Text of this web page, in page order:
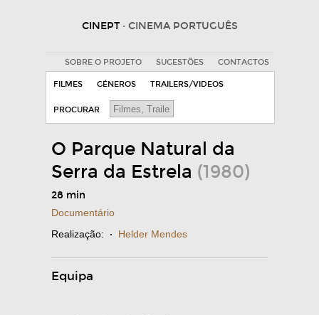
CINEPT · CINEMA PORTUGUÊS
SOBRE O PROJETO SUGESTÕES CONTACTOS
FILMES GÉNEROS TRAILERS/VIDEOS
PROCURAR
O Parque Natural da
Serra da Estrela (1980)
28 min
Documentário
Realização: · Helder Mendes
Equipa